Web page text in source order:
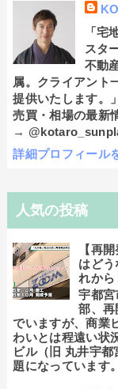
「宅
スタ
不動
属。クライアント
提供いたします。
売買・相場の最新
→
詳細プロフィール
人気の投稿
【再
はど
れから
宇都宮
部、再
でいますが、商業
わいとは程遠い状
ビル（旧 丸井宇
題になっています